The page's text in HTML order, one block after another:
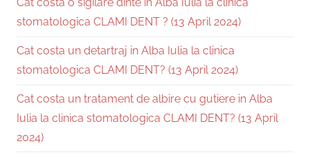
Cat costa o sigilare dinte in Alba Iulia la clinica
stomatologica CLAMI DENT ? (13 April 2024)
Cat costa un detartraj in Alba Iulia la clinica
stomatologica CLAMI DENT? (13 April 2024)
Cat costa un tratament de albire cu gutiere in Alba
Iulia la clinica stomatologica CLAMI DENT? (13 April
2024)